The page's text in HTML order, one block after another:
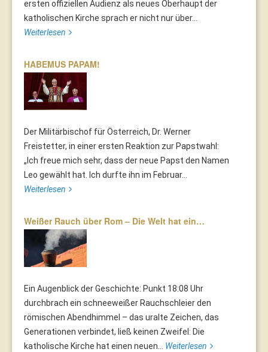
ersten offiziellen Audienz als neues Oberhaupt der
katholischen Kirche sprach er nicht nur über...
Weiterlesen
HABEMUS PAPAM!
Der Militärbischof für Österreich, Dr. Werner
Freistetter, in einer ersten Reaktion zur Papstwahl:
„Ich freue mich sehr, dass der neue Papst den Namen
Leo gewählt hat. Ich durfte ihn im Februar...
Weiterlesen
Weißer Rauch über Rom – Die Welt hat ein…
Ein Augenblick der Geschichte: Punkt 18:08 Uhr
durchbrach ein schneeweißer Rauchschleier den
römischen Abendhimmel – das uralte Zeichen, das
Generationen verbindet, ließ keinen Zweifel: Die
katholische Kirche hat einen neuen... Weiterlesen